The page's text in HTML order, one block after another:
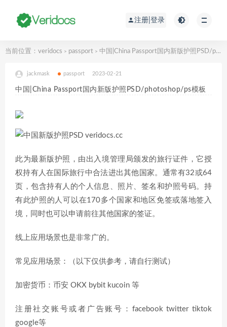
注册|登录
当前位置： veridocs > passport > 中国|China Passport国内新版护照PSD/photoshop/ps模板
jackmask passport 2023-02-21
中国|China Passport国内新版护照PSD/photoshop/ps模板
此为最新版护照，由出入境管理局颁发的旅行证件，它授
权持有人在国际旅行中合法进出其他国家。通常有32或64
页，包含持有人的个人信息、照片、签名和护照号码。持
有此护照的人可以在170多个国家和地区免签或落地签入
境，同时也可以申请前往其他国家的签证。
线上应用场景也是非常广的。
常见应用场景：（以下仅供参考，请自行测试）
加密货币：币安 OKX bybit kucoin 等
注册社交账号或者广告账号：facebook twitter tiktok
google等